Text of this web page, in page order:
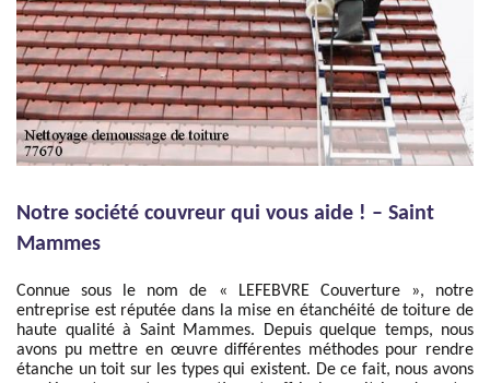
Notre société couvreur qui vous aide ! – Saint
Mammes
Connue sous le nom de « LEFEBVRE Couverture », notre
entreprise est réputée dans la mise en étanchéité de toiture de
haute qualité à Saint Mammes. Depuis quelque temps, nous
avons pu mettre en œuvre différentes méthodes pour rendre
étanche un toit sur les types qui existent. De ce fait, nous avons